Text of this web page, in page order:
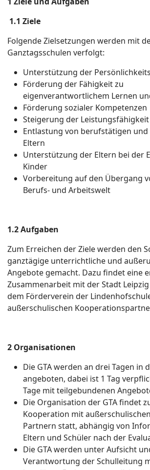
1.1 Ziele
Folgende Zielsetzungen werden mit
Ganztagsschulen verfolgt:
Unterstützung der
Förderung der Fähigkeit zu
eigenverantwortlichem Lernen
Förderung sozialer Kompetenzen
Steigerung der Leistungsfähigkeit
Entlastung von berufstätigen
Eltern
Unterstützung der Eltern bei der
Kinder
Vorbereitung auf den Übergang
Berufs- und Arbeitswelt
1.2 Aufgaben
Zum Erreichen der Ziele werden den
ganztägige unterrichtliche und
Angebote gemacht. Dazu findet eine
Zusammenarbeit mit der Stadt
dem Förderverein der
außerschulischen
2 Organisationen
Die GTA werden an drei Tagen in
angeboten, dabei ist 1 Tag
Tage mit teilgebundenen
Die Organisation der GTA findet
Kooperation mit außerschulischen
Partnern statt, abhängig von
Eltern und Schüler nach der
Die GTA werden unter Aufsicht
Verantwortung der Schulleitung